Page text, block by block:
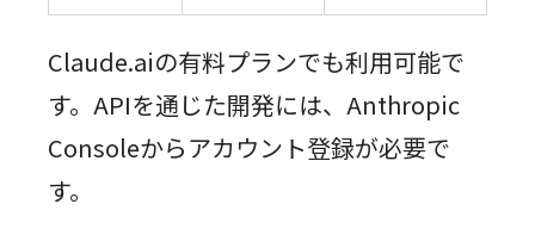
Claude.aiの有料プランでも利用可能で
す。APIを通じた開発には、Anthropic
Consoleからアカウント登録が必要で
す。